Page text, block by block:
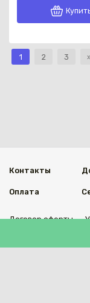
1 2 3
Контакты
Оплата
Договор оферты